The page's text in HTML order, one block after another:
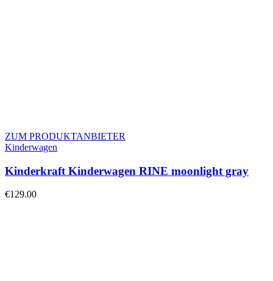
ZUM PRODUKTANBIETER
Kinderwagen
Kinderkraft Kinderwagen RINE moonlight gray
€129.00